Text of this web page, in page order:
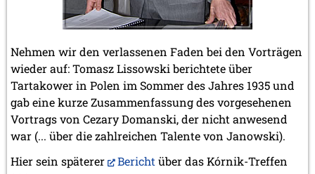
Nehmen wir den verlassenen Faden bei den Vorträgen
wieder auf: Tomasz Lissowski berichtete über
Tartakower in Polen im Sommer des Jahres 1935 und
gab eine kurze Zusammenfassung des vorgesehenen
Vortrags von Cezary Domanski, der nicht anwesend
war (... über die zahlreichen Talente von Janowski).
Hier sein späterer
Bericht über das Kórnik-Treffen